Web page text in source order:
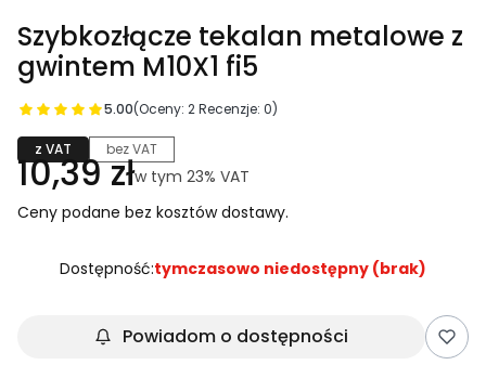
Szybkozłącze tekalan metalowe z
gwintem M10X1 fi5
5.00(Oceny: 2 Recenzje: 0)
z VAT bez VAT
Cena
10,39 złw tym 23% VAT
w tym 23% VAT
Ceny podane bez kosztów dostawy.
Dostępność:tymczasowo niedostępny (brak)
Powiadom o dostępności